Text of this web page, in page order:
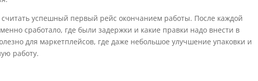
считать успешный первый рейс окончанием работы. После каждой
сработало, где были задержки и какие правки надо внести в
для маркетплейсов, где даже небольшое улучшение упаковки и
работу.